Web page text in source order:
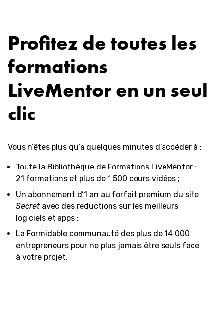
Profitez de toutes les
formations
LiveMentor en un seul
clic
Vous n’êtes plus qu’à quelques minutes d’accéder à :
Toute la Bibliothèque de Formations LiveMentor :
21 formations et plus de 1 500 cours vidéos ;
Un abonnement d’1 an au forfait premium du site
Secretavec des réductions sur les meilleurs
logiciels et apps ;
La Formidable communauté des plus de 14 000
entrepreneurs pour ne plus jamais être seuls face
à votre projet.